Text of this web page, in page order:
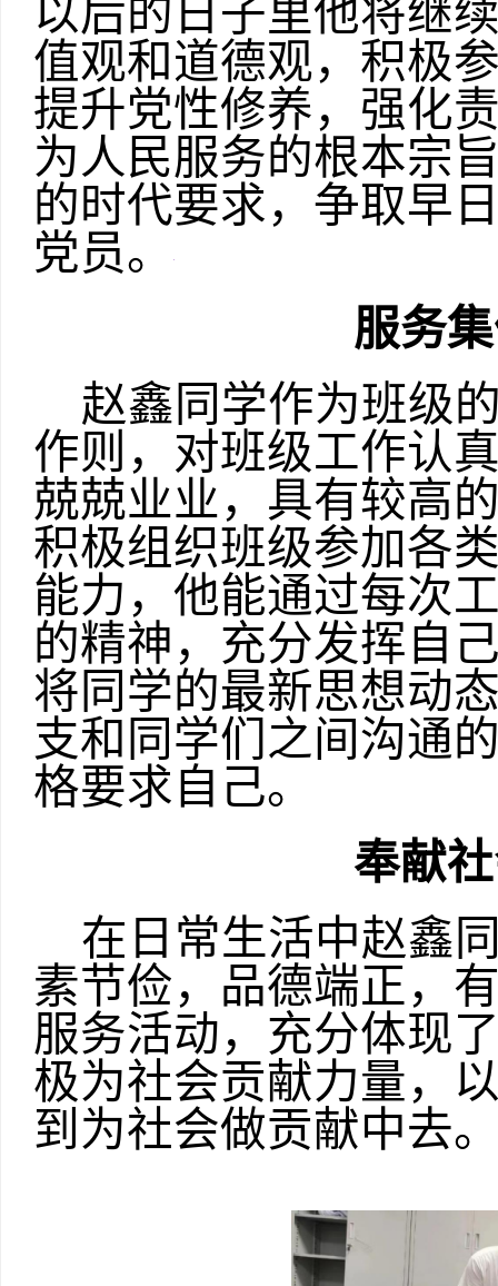
以后的日子里他将继
值观和道德观，积极
提升党性修养，强化
为人民服务的根本宗
的时代要求，争取早
党员。
服务
赵鑫同学作为班级
作则，对班级工作认
兢兢业业，具有较高
积极组织班级参加各
能力，他能通过每次
的精神，充分发挥自
将同学的最新思想动
支和同学们之间沟通
格要求自己。
奉献
在日常生活中赵鑫
素节俭，品德端正，
服务活动，充分体现
极为社会贡献力量，
到为社会做贡献中去